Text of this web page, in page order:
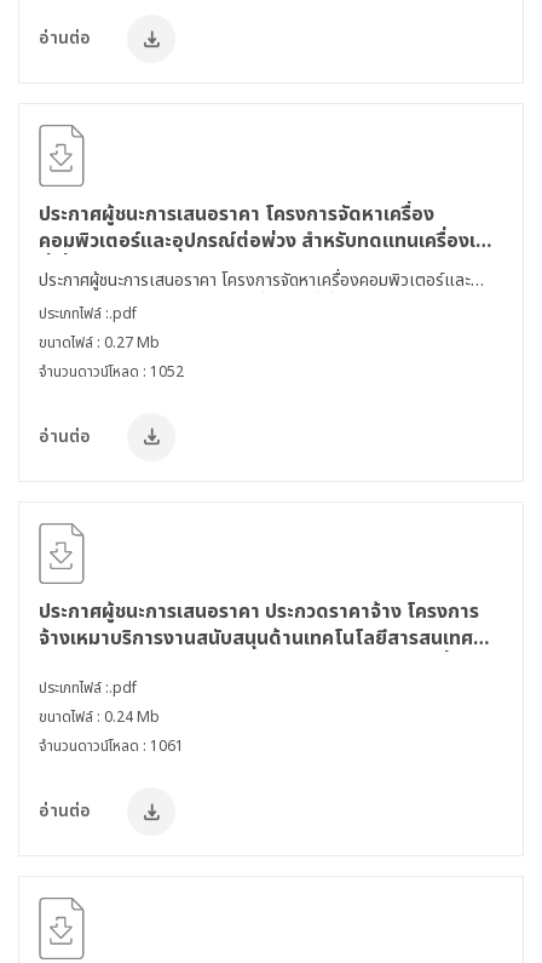
อ่านต่อ
ประกาศผู้ชนะการเสนอราคา โครงการจัดหาเครื่อง
คอมพิวเตอร์และอุปกรณ์ต่อพ่วง สำหรับทดแทนเครื่องเดิม
ที่เสื่อมสภาพ ประจำปีงบประมาณ พ.ศ. 2564
ประกาศผู้ชนะการเสนอราคา โครงการจัดหาเครื่องคอมพิวเตอร์และ
อุปกรณ์ต่อพ่วง สำหรับทดแทนเครื่องเดิมที่เสื่อมสภาพ ประจำ
ปีงบประมาณ พ.ศ. 2564
ประเภทไฟล์ :.pdf
ขนาดไฟล์ : 0.27 Mb
จำนวนดาวน์โหลด : 1052
อ่านต่อ
ประกาศผู้ชนะการเสนอราคา ประกวดราคาจ้าง โครงการ
จ้างเหมาบริการงานสนับสนุนด้านเทคโนโลยีสารสนเทศ
บ้าน (องค์การมหาชน) (สพพ.) ด้วยวิธีประกวดราคา
อิเล็กทรอนิกส์ (e-bidding) (ครั้งที่ 2)
ประเภทไฟล์ :.pdf
ขนาดไฟล์ : 0.24 Mb
จำนวนดาวน์โหลด : 1061
อ่านต่อ